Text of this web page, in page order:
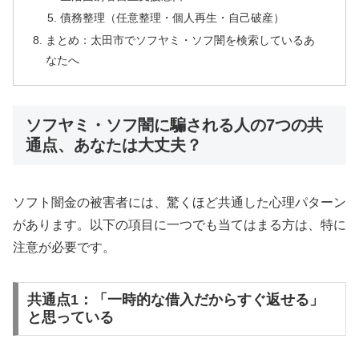
債務整理（任意整理・個人再生・自己破産）
まとめ：太田市でソフヤミ・ソフ闇を検索しているあ
なたへ
ソフヤミ・ソフ闇に騙される人の7つの共
通点、あなたは大丈夫？
ソフト闇金の被害者には、驚くほど共通した心理パターン
があります。以下の項目に一つでも当てはまる方は、特に
注意が必要です。
共通点1：「一時的な借入だからすぐ返せる」
と思っている